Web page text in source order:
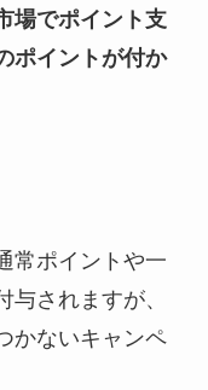
場でポイント支
ポイントが付か
常ポイントや一
されますが、
かないキャンペ